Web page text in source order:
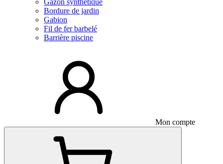
Gazon synthétique
Bordure de jardin
Gabion
Fil de fer barbelé
Barrière piscine
Mon compte